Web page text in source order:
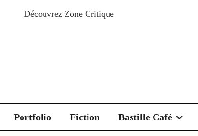
Découvrez Zone Critique
Portfolio Fiction Bastille Café